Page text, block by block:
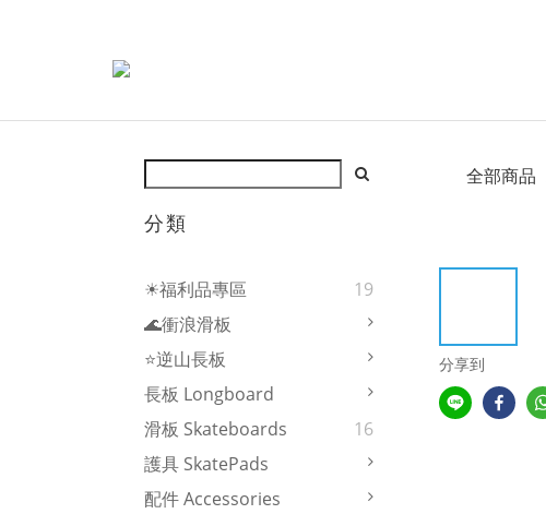
分類
☀福利品專區
19
🌊衝浪滑板
⭐逆山長板
長板 Longboard
滑板 Skateboards
16
護具 SkatePads
配件 Accessories
全部商品
分享到